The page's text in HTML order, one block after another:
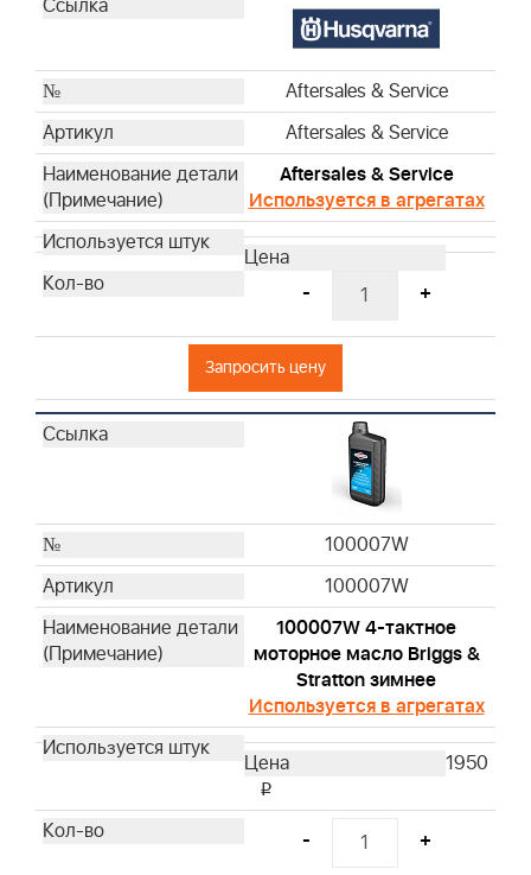
Aftersales & Service
Aftersales & Service
Aftersales & Service
Используется в агрегатах
- +
Запросить цену
100007W
100007W
100007W 4-тактное
моторное масло Briggs &
Stratton зимнее
Используется в агрегатах
1950
i
- +